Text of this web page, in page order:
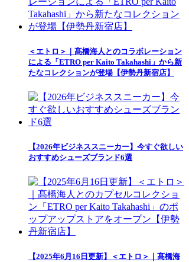
＜エトロ＞｜髙橋海人とのコラボレーション
による「ETRO per Kaito Takahashi」から新
たなコレクションが登場【伊勢丹新宿店】
【2026年ビジネススニーカー】今すぐ欲しい
おすすめシューズブランド6選
【2025年6月16日更新】＜エトロ＞｜髙橋海